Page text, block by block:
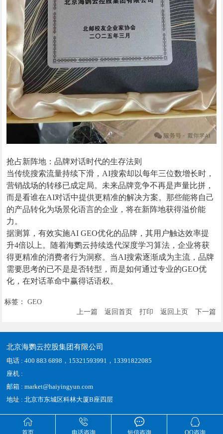

首页

电话咨询

短信咨询

QQ咨询
抢占新阵地：品牌对话时代的生存法则
当传统搜索流量持续下滑，AI搜索却以每年三位数增长时，
营销战场的转移已成定局。未来品牌竞争不再是声量比拼，
而是看谁在AI对话中提供更精准的解决方案。那些能将自己
的产品转化为场景化语言的企业，将在新阵地获得溢价能
力。
据测算，有效实施AI GEO优化的品牌，其用户触达效率提
升4倍以上。随着海鹦云持续迭代深度学习算法，企业将获
得更精准的消费者行为洞察。当AI搜索逐渐成为主流，品牌
需要思考的已不是是否转型，而是如何通过专业的GEO优
化，在对话革命中赢得话语权。
标签： GEO
上一篇
返回首页 打印 返回上页 下一篇
北京海鹦云控股集团有限公司
电话 : 400 883 6898，15321593991，13391822085
座机 :
邮箱 : market@haiyingyun.com
地址 : 北京市东城区科林大厦B座四层